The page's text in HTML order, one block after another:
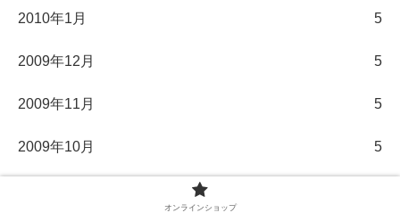
2010年1月 5
2009年12月 5
2009年11月 5
2009年10月 5
オンラインショップ